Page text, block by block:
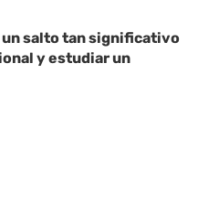
un salto tan significativo
y estudiar un